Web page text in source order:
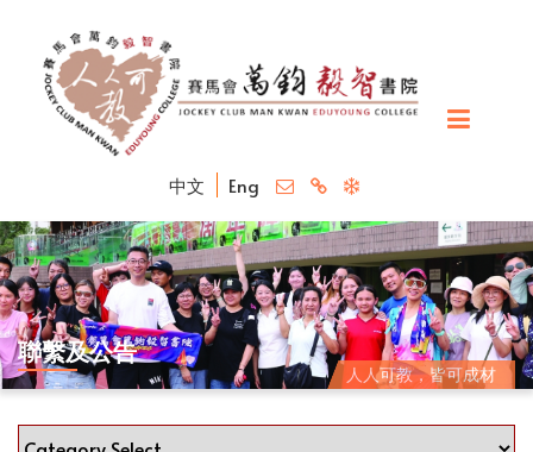
中文 Eng
人人可教，皆可成材
聯繫及公告